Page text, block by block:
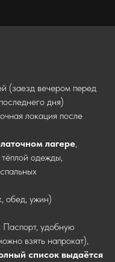
(заезд вечером перед
дня)
локация после
лагере,
одежды,
обед, ужин)
Паспорт, удобную
взять напрокат),
список выдаётся